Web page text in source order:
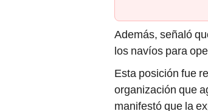
Además, señaló
los navíos para
Esta posición fue
organización que
manifestó que la